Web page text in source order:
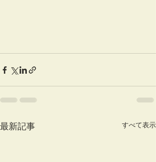
最新記事 すべて表示